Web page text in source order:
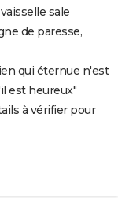
sale
de paresse,
qui éternue n'est
est heureux"
à vérifier pour